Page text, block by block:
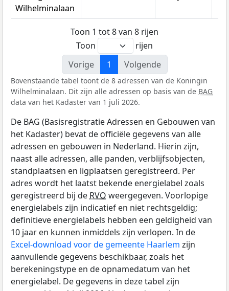
Wilhelminalaan
Toon 1 tot 8 van 8 rijen
Toon
rijen
Vorige
1 Volgende
Bovenstaande tabel toont de 8 adressen van de Koningin
Wilhelminalaan. Dit zijn alle adressen op basis van de BAG
data van het Kadaster van 1 juli 2026.
De BAG (Basisregistratie Adressen en Gebouwen van
het Kadaster) bevat de officiële gegevens van alle
adressen en gebouwen in Nederland. Hierin zijn,
naast alle adressen, alle panden, verblijfsobjecten,
standplaatsen en ligplaatsen geregistreerd. Per
adres wordt het laatst bekende energielabel zoals
geregistreerd bij de RVO weergegeven. Voorlopige
energielabels zijn indicatief en niet rechtsgeldig;
definitieve energielabels hebben een geldigheid van
10 jaar en kunnen inmiddels zijn verlopen. In de
Excel-download voor de gemeente Haarlem zijn
aanvullende gegevens beschikbaar, zoals het
berekeningstype en de opnamedatum van het
energielabel. De gegevens in deze tabel zijn